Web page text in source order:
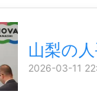
山梨の
2026-03-11